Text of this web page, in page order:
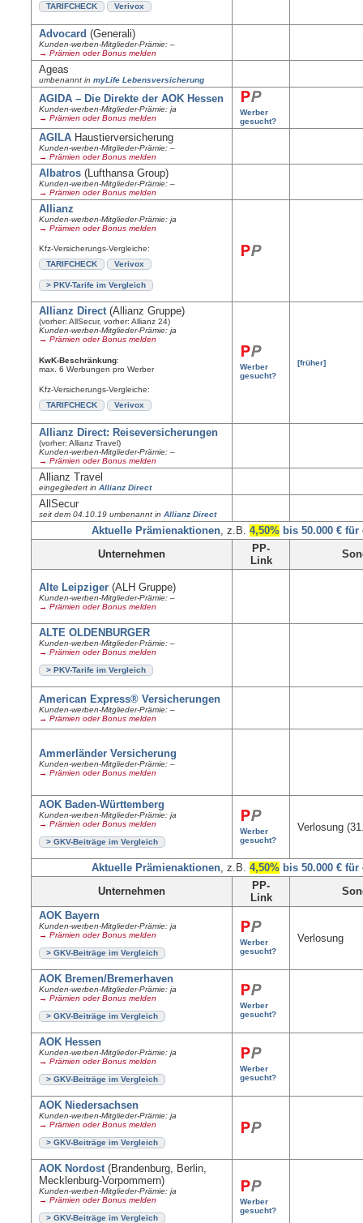
TARIFCHECK
Verivox
Advocard (Generali)
Kunden-werben-Mitglieder-Prämie: –
→ Prämien oder Bonus melden
Ageas
umbenannt inmyLife Lebensversicherung
AGIDA – Die Direkte der AOK Hessen
Kunden-werben-Mitglieder-Prämie: ja
→ Prämien oder Bonus melden
Werber
gesucht?
AGILA Haustierversicherung
Kunden-werben-Mitglieder-Prämie: –
→ Prämien oder Bonus melden
Albatros (Lufthansa Group)
Kunden-werben-Mitglieder-Prämie: –
→ Prämien oder Bonus melden
Allianz
Kunden-werben-Mitglieder-Prämie: ja
→ Prämien oder Bonus melden
Kfz-Versicherungs-Vergleiche:
TARIFCHECK
Verivox
> PKV-Tarife im Vergleich
Allianz Direct (Allianz Gruppe)
(vorher: AllSecur, vorher: Allianz 24)
Kunden-werben-Mitglieder-Prämie: ja
→ Prämien oder Bonus melden
KwK-Beschränkung:
max. 6 Werbungen pro Werber
Kfz-Versicherungs-Vergleiche:
TARIFCHECK
Verivox
Werber
gesucht?
[früher]
Allianz Direct: Reiseversicherungen
(vorher: Allianz Travel)
Kunden-werben-Mitglieder-Prämie: –
→ Prämien oder Bonus melden
Allianz Travel
eingegliedert inAllianz Direct
AllSecur
seit dem 04.10.19 umbenannt inAllianz Direct
Aktuelle Prämienaktionen , z.B.4,50% bis 50.000 € für
Unternehmen
PP-
Link
Alte Leipziger (ALH Gruppe)
Kunden-werben-Mitglieder-Prämie: –
→ Prämien oder Bonus melden
ALTE OLDENBURGER
Kunden-werben-Mitglieder-Prämie: –
→ Prämien oder Bonus melden
> PKV-Tarife im Vergleich
American Express® Versicherungen
Kunden-werben-Mitglieder-Prämie: –
→ Prämien oder Bonus melden
Ammerländer Versicherung
Kunden-werben-Mitglieder-Prämie: –
→ Prämien oder Bonus melden
AOK Baden-Württemberg
Kunden-werben-Mitglieder-Prämie: ja
→ Prämien oder Bonus melden
> GKV-Beiträge im Vergleich
Werber
gesucht?
Verlosung
Aktuelle Prämienaktionen , z.B.4,50% bis 50.000 € für
Unternehmen
PP-
Link
AOK Bayern
Kunden-werben-Mitglieder-Prämie: ja
→ Prämien oder Bonus melden
> GKV-Beiträge im Vergleich
Werber
gesucht?
Verlosung
AOK Bremen/Bremerhaven
Kunden-werben-Mitglieder-Prämie: ja
→ Prämien oder Bonus melden
> GKV-Beiträge im Vergleich
Werber
gesucht?
AOK Hessen
Kunden-werben-Mitglieder-Prämie: ja
→ Prämien oder Bonus melden
> GKV-Beiträge im Vergleich
Werber
gesucht?
AOK Niedersachsen
Kunden-werben-Mitglieder-Prämie: ja
→ Prämien oder Bonus melden
> GKV-Beiträge im Vergleich
AOK Nordost (Brandenburg, Berlin,
Mecklenburg-Vorpommern)
Kunden-werben-Mitglieder-Prämie: ja
→ Prämien oder Bonus melden
> GKV-Beiträge im Vergleich
Werber
gesucht?